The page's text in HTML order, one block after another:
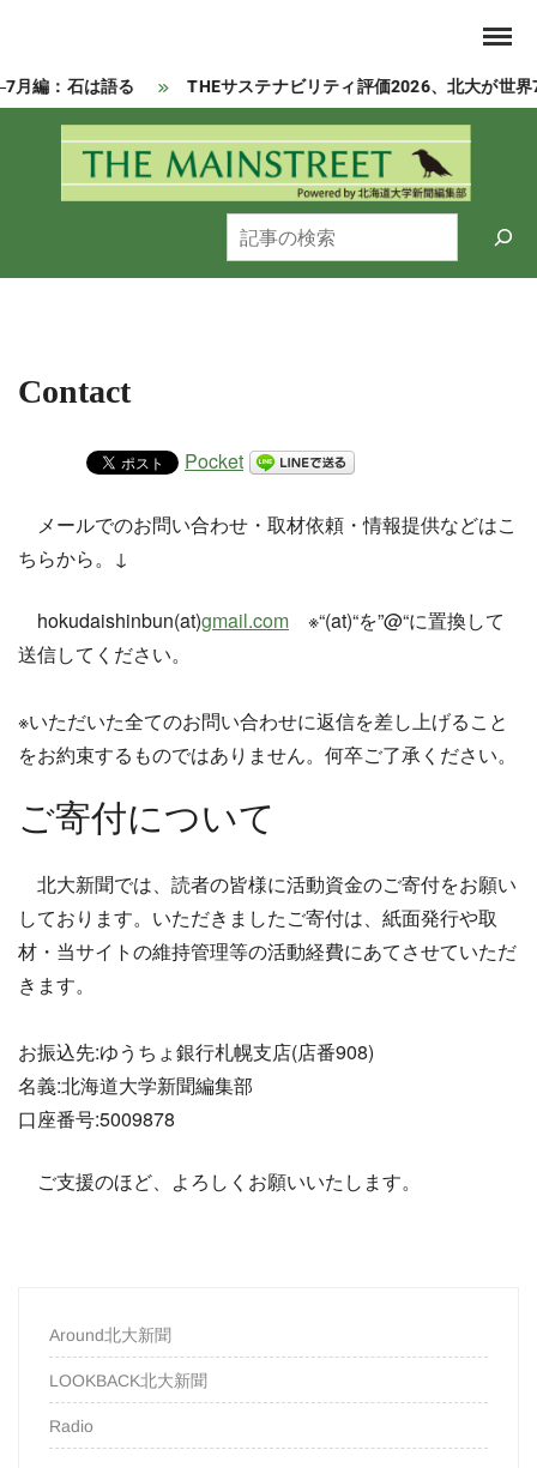
content
編：石は語る THEサステナビリティ評価2026、北大が世
索
Contact
Pocket
メールでのお問い合わせ・取材依頼・情報提供などはこ
ちらから。↓
hokudaishinbun(at)gmail.com ※“(at)“を”@“に置換して
送信してください。
※いただいた全てのお問い合わせに返信を差し上げること
をお約束するものではありません。何卒ご了承ください。
ご寄付について
北大新聞では、読者の皆様に活動資金のご寄付をお願い
しております。いただきましたご寄付は、紙面発行や取
材・当サイトの維持管理等の活動経費にあてさせていただ
きます。
お振込先:ゆうちょ銀行札幌支店(店番908)
名義:北海道大学新聞編集部
口座番号:5009878
ご支援のほど、よろしくお願いいたします。
Around北大新聞
LOOKBACK北大新聞
Radio